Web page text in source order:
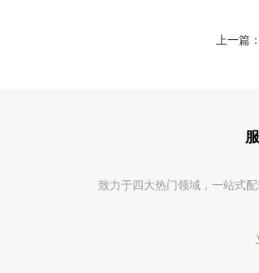
上一篇
致力于四大热门领域，一站式